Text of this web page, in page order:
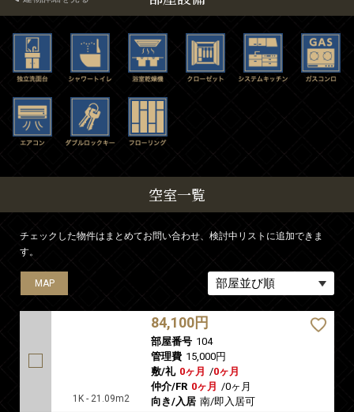
空室一覧
チェックした物件はまとめてお問い合わせ、検討中リストに追加できま
す。
MAP
1K - 21.09m2
84,100円
部屋番号 104
管理費 15,000円
敷/礼 0ヶ月 /0ヶ月
仲介/FR 0ヶ月 /0ヶ月
向き/入居 南/即入居可
MAP
MAP
MAP
MAP
MAP
MAP
MAP
MAP
MAP
MAP
MAP
MAP
MAP
MAP
MAP
MAP
MAP
MAP
MAP
MAP
MAP
MAP
MAP